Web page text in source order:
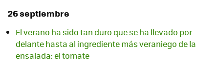
26 septiembre
El verano ha sido tan duro que se ha llevado por
delante hasta al ingrediente más veraniego de la
ensalada: el tomate